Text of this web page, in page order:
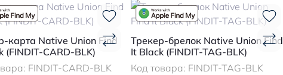
карта Native Union Find
(FINDIT-CARD-BLK)
FINDIT-CARD-BLK
Трекер-брелок Native Union Find
It Black (FINDIT-TAG-BLK)
Код товара: FINDIT-TAG-BLK